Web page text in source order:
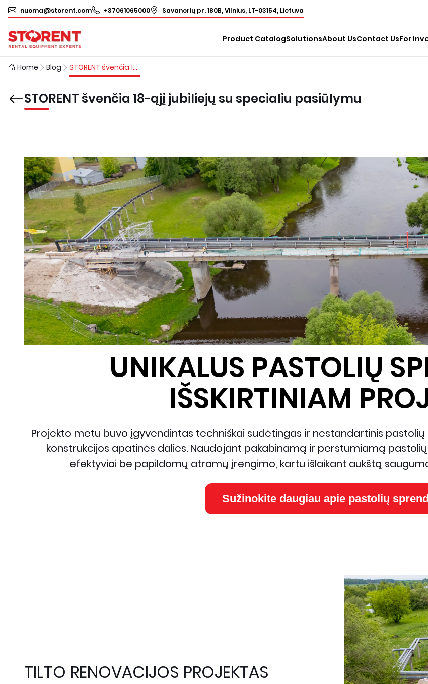
nuoma@storent.com +37061065000 Savanorių pr. 180B, Vilnius, LT-03154, Lietuva
Product CatalogSolutionsAbout UsContact UsFor
Home Blog STORENT švenčia 18-ąjį jubiliejų su specialiu pasiūlymu
STORENT švenčia 18-ąjį jubiliejų su specialiu pasiūlymu
UNIKALUS PASTOLIŲ
IŠSKIRTINIAM
Projekto metu buvo įgyvendintas techniškai sudėtingas ir nestandartinis
konstrukcijos apatinės dalies. Naudojant pakabinamą ir perstumiamą
efektyviai be papildomų atramų įrengimo, kartu išlaikant aukštą
Sužinokite daugiau apie pastolių
TILTO RENOVACIJOS PROJEKTAS